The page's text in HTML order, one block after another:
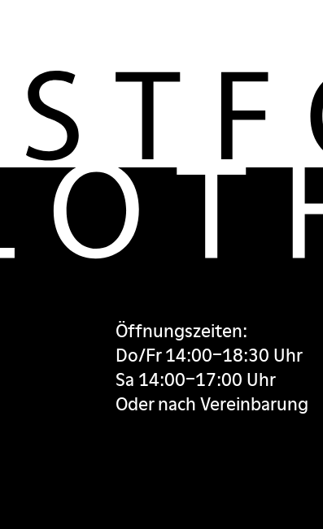
Öffnungszeiten:
Do/Fr 14:00–18:30 Uhr
Sa 14:00–17:00 Uhr
Oder nach Vereinbarung